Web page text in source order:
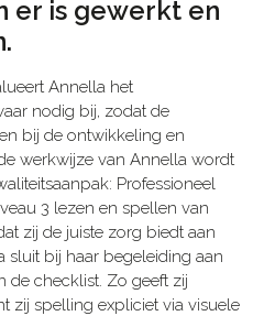
er is gewerkt en
Annella het
nodig bij, zodat de
bij de ontwikkeling en
werkwijze van Annella wordt
Professioneel
3 lezen en spellen van
zij de juiste zorg biedt aan
sluit bij haar begeleiding aan
de checklist. Zo geeft zij
zij spelling expliciet via visuele